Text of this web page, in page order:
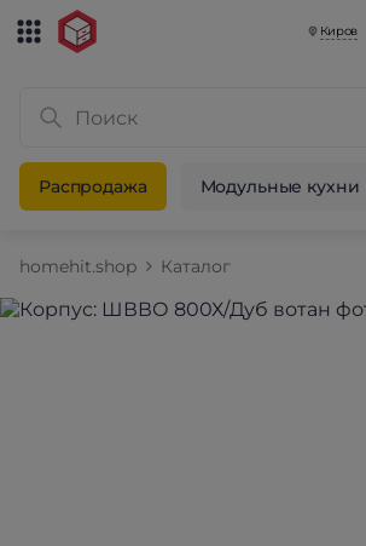
Киров
Распродажа Модульные кухни
homehit.shop Каталог